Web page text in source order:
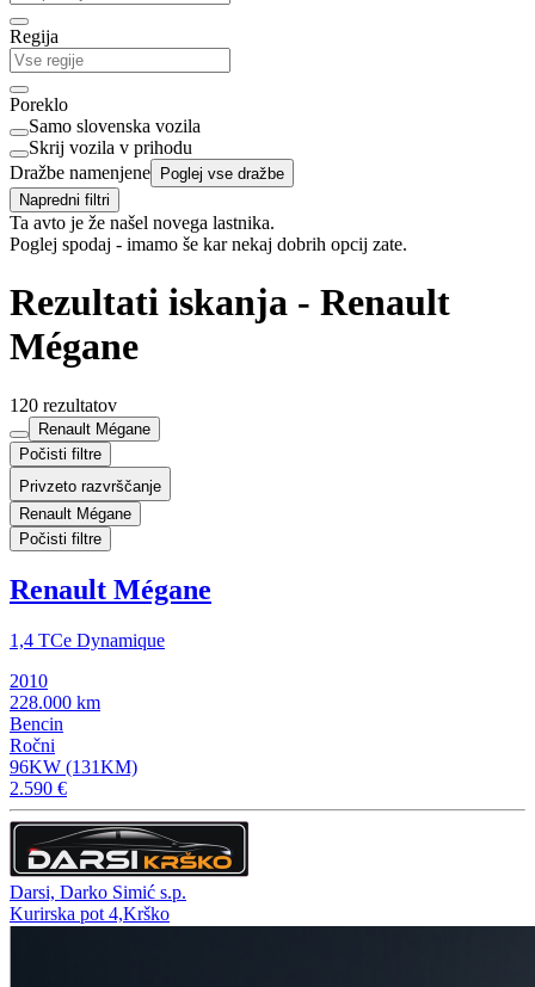
Regija
Poreklo
Samo slovenska vozila
Skrij vozila v prihodu
Dražbe namenjene Poglej vse dražbe
Napredni filtri
Ta avto je že našel novega lastnika.
Poglej spodaj - imamo še kar nekaj dobrih opcij zate.
Rezultati iskanja - Renault
Mégane
120 rezultatov
Renault Mégane
Počisti filtre
Privzeto razvrščanje
Renault Mégane
Počisti filtre
Renault Mégane
1,4 TCe Dynamique
2010
228.000 km
Bencin
Ročni
96KW (131KM)
2.590 €
Darsi, Darko Simić s.p.
Kurirska pot 4,Krško